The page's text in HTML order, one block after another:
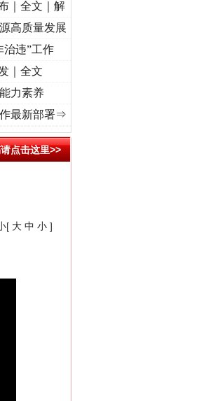
]一首歌的时间，读懂乐至的“诗与远方”
｜全文｜解
高质量发展
治违”工作
｜全文
力素养
最新部署⇒
点击这里>>
[ 大 中 小 ]